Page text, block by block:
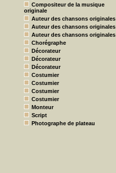
Compositeur de la musique
originale
Auteur des chansons originales
Auteur des chansons originales
Auteur des chansons originales
Chorégraphe
Décorateur
Décorateur
Décorateur
Costumier
Costumier
Costumier
Costumier
Monteur
Script
Photographe de plateau